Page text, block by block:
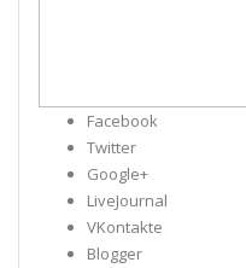
Facebook
Twitter
Google+
LiveJournal
VKontakte
Blogger